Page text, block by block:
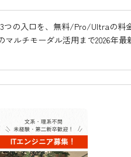
つの入口を、無料/Pro/Ultraの料
ルチモーダル活用まで2026年最